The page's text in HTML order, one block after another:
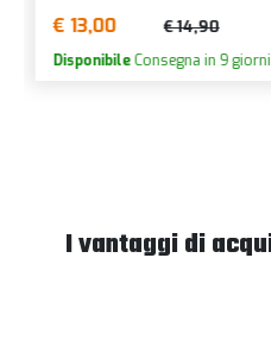
€ 13,00 € 14,90
DisponibileConsegna in 9
I vantaggi di